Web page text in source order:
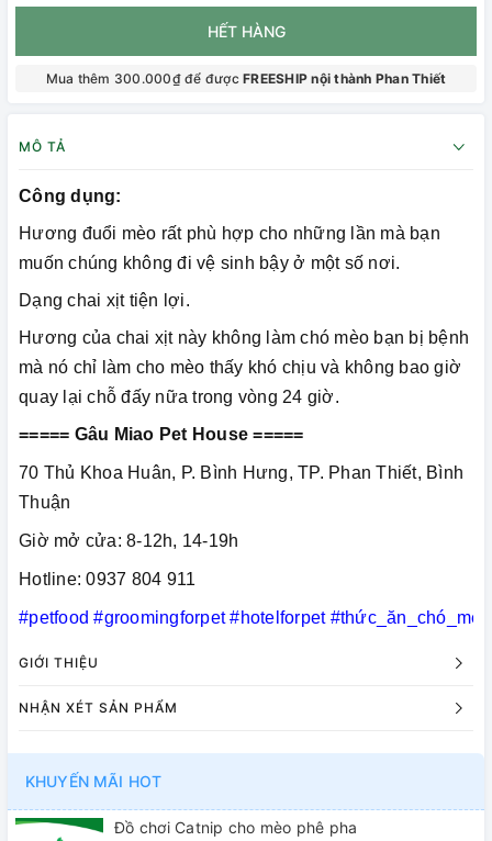
HẾT HÀNG
Mua thêm 300.000₫ để đượcFREESHIP nội thành Phan Thiết
MÔ TẢ
Công dụng:
Hương đuổi mèo rất phù hợp cho những lần mà bạn
muốn chúng không đi vệ sinh bậy ở một số nơi.
Dạng chai xịt tiện lợi.
Hương của chai xịt này không làm chó mèo bạn bị bệnh
mà nó chỉ làm cho mèo thấy khó chịu và không bao giờ
quay lại chỗ đấy nữa trong vòng 24 giờ.
===== Gâu Miao Pet House =====
70 Thủ Khoa Huân, P. Bình Hưng, TP. Phan Thiết, Bình
Thuận
Giờ mở cửa: 8-12h, 14-19h
Hotline: 0937 804 911
#petfood #groomingforpet #hotelforpet #thức_ăn_chó_mèo
GIỚI THIỆU
NHẬN XÉT SẢN PHẨM
KHUYẾN MÃI HOT
Đồ chơi Catnip cho mèo phê pha